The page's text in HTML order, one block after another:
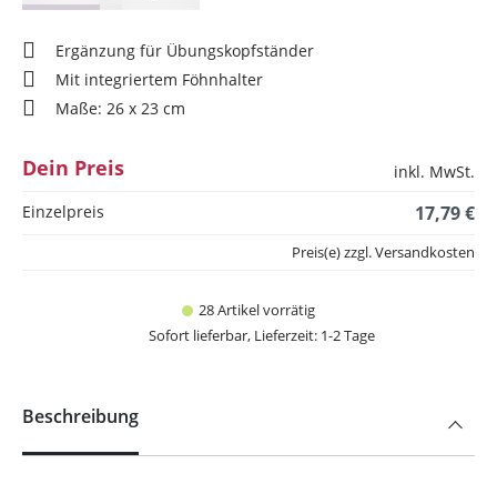
Ergänzung für Übungskopfständer
Mit integriertem Föhnhalter
Maße: 26 x 23 cm
Dein Preis
inkl. MwSt.
Einzelpreis
17,79 €
28 Artikel vorrätig
Sofort lieferbar, Lieferzeit: 1-2 Tage
Preis(e) zzgl. Versandkosten
Beschreibung